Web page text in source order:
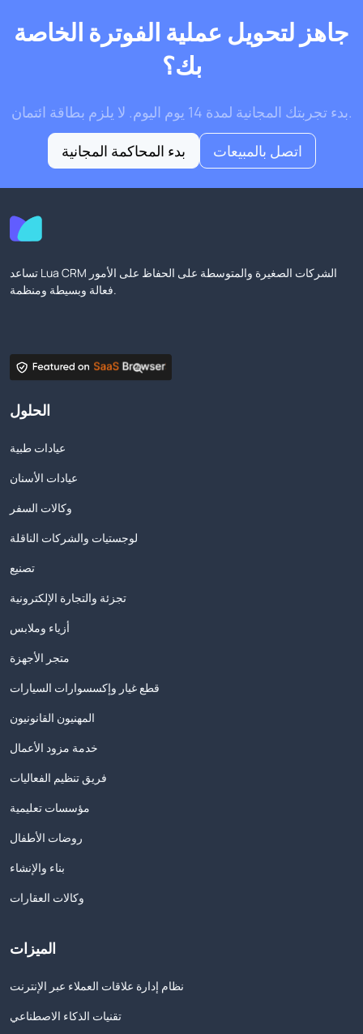
جاهز لتحويل عملية الفوترة الخاصة
بك؟
بدء تجربتك المجانية لمدة 14 يوم اليوم. لا يلزم بطاقة ائتمان.
بدء المحاكمة المجانية
اتصل بالمبيعات
تساعد Lua CRM الشركات الصغيرة والمتوسطة على الحفاظ على الأمور
فعالة وبسيطة ومنظمة.
الحلول
عيادات طبية
عيادات الأسنان
وكالات السفر
لوجستيات والشركات الناقلة
تصنيع
تجزئة والتجارة الإلكترونية
أزياء وملابس
متجر الأجهزة
قطع غيار وإكسسوارات السيارات
المهنيون القانونيون
خدمة مزود الأعمال
فريق تنظيم الفعاليات
مؤسسات تعليمية
روضات الأطفال
بناء والإنشاء
وكالات العقارات
الميزات
نظام إدارة علاقات العملاء عبر الإنترنت
تقنيات الذكاء الاصطناعي